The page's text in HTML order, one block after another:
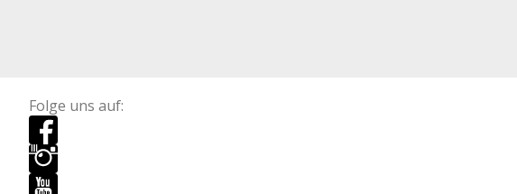
Folge uns auf: